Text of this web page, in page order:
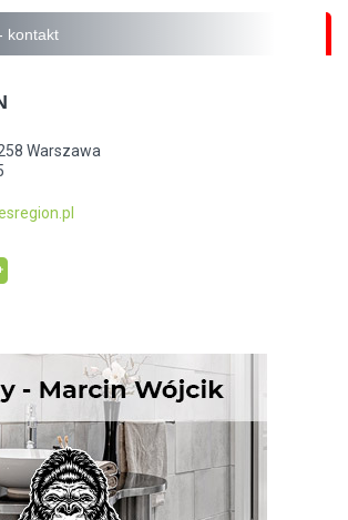
kontakt
Warszawa